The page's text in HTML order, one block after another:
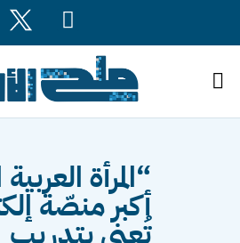
“المرأة
أكبر منصّة
تُعنى بتدريب